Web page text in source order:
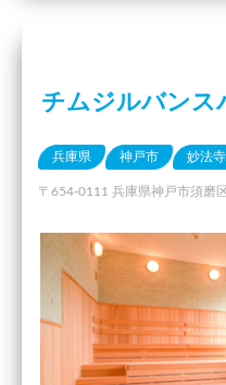
チムジルバンス
兵庫県 神戸市 妙法
〒654-0111 兵庫県神戸市須磨